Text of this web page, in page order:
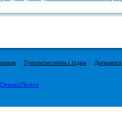
Туроператорам і гідам Допомога